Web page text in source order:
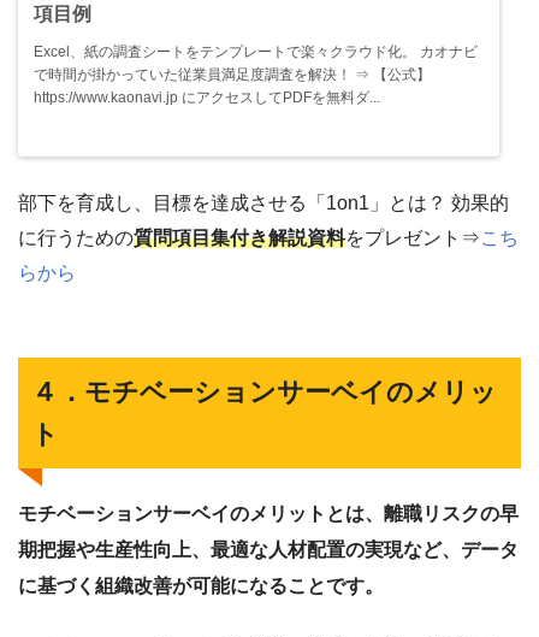
項目例
Excel、紙の調査シートをテンプレートで楽々クラウド化。 カオナビ
で時間が掛かっていた従業員満足度調査を解決！ ⇒ 【公式】
https://www.kaonavi.jp にアクセスしてPDFを無料ダ...
部下を育成し、目標を達成させる「1on1」とは？ 効果的
に行うための質問項目集付き解説資料をプレゼント⇒こち
らから
４．モチベーションサーベイのメリッ
ト
モチベーションサーベイのメリットとは、離職リスクの早
期把握や生産性向上、最適な人材配置の実現など、データ
に基づく組織改善が可能になることです。